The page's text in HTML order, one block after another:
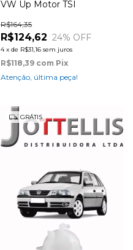
VW Up Motor TSI
R$124,62
R$164,35
24% OFF
4 x de R$31,16 sem juros
R$118,39 com Pix
Atenção, última peça!
GRÁTIS